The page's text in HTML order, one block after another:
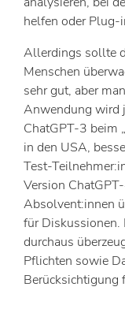
helfen oder Plug-
Allerdings sollte
Menschen
sehr gut, aber
Anwendung wird
ChatGPT-3 beim
in den USA,
Test-
Version
Absolvent:innen
für Diskussionen.
durchaus
Pflichten sowie
Berücksichtigung